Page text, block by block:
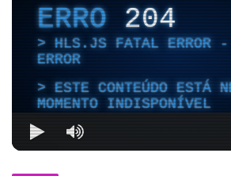
ERRO204
HLS.JS FATAL ERROR -
ERROR
ESTE CONTEÚDO ESTÁ
MOMENTO INDISPONÍVEL